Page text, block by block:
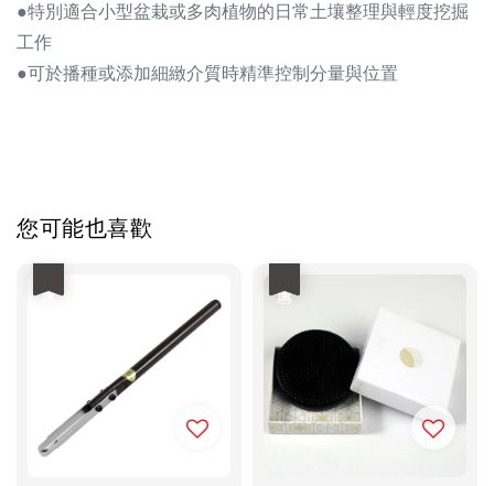
●特別適合小型盆栽或多肉植物的日常土壤整理與輕度挖掘
工作
●可於播種或添加細緻介質時精準控制分量與位置
您可能也喜歡